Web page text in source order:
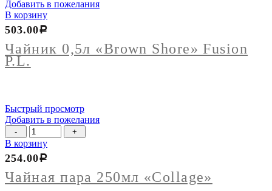
Добавить в пожелания
В корзину
Чайник 0,5л «Brown Shore» Fusion
P.L.
503.00Р
Быстрый просмотр
Добавить в пожелания
Количество
товара
Чайная
пара
250мл
"Collage"
В корзину
Чайная пара 250мл «Collage»
254.00Р